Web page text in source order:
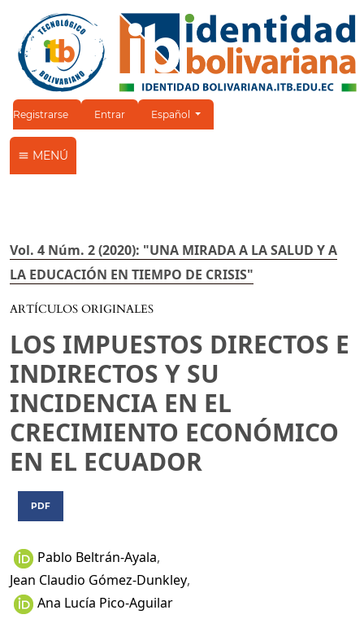
Registrarse Entrar Cambiar el idioma. El idioma actual es:
Español
MENÚ
Vol. 4 Núm. 2 (2020): "UNA MIRADA A LA SALUD Y A
LA EDUCACIÓN EN TIEMPO DE CRISIS"
ARTÍCULOS ORIGINALES
LOS IMPUESTOS DIRECTOS E
INDIRECTOS Y SU
INCIDENCIA EN EL
CRECIMIENTO ECONÓMICO
EN EL ECUADOR
PDF
Pablo Beltrán-Ayala,
Jean Claudio Gómez-Dunkley,
Ana Lucía Pico-Aguilar